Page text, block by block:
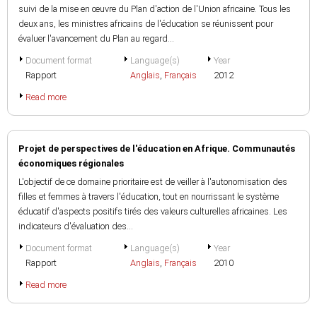
suivi de la mise en œuvre du Plan d'action de l'Union africaine. Tous les
deux ans, les ministres africains de l'éducation se réunissent pour
évaluer l'avancement du Plan au regard...
Document format
Rapport
Language(s)
Anglais, Français
Year
2012
Read more
Projet de perspectives de l'éducation en Afrique. Communautés
économiques régionales
L'objectif de ce domaine prioritaire est de veiller à l'autonomisation des
filles et femmes à travers l'éducation, tout en nourrissant le système
éducatif d'aspects positifs tirés des valeurs culturelles africaines. Les
indicateurs d'évaluation des...
Document format
Rapport
Language(s)
Anglais, Français
Year
2010
Read more